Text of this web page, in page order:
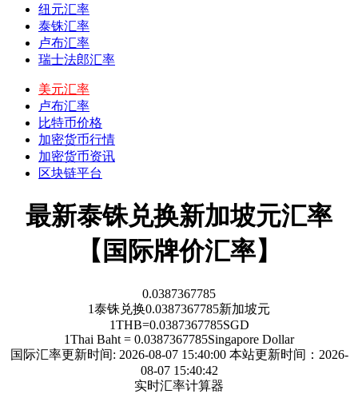
纽元汇率
泰铢汇率
卢布汇率
瑞士法郎汇率
美元汇率
卢布汇率
比特币价格
加密货币行情
加密货币资讯
区块链平台
最新泰铢兑换新加坡元汇率
【国际牌价汇率】
0.0387367785
1泰铢兑换0.0387367785新加坡元
1THB=0.0387367785SGD
1Thai Baht = 0.0387367785Singapore Dollar
国际汇率更新时间: 2026-08-07 15:40:00本站更新时间：2026-
08-07 15:40:42
实时汇率计算器